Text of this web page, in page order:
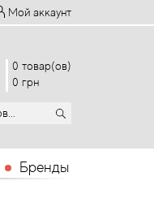
Мой аккаунт
0 товар(ов)
0 грн
Бренды